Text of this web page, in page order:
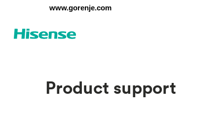
www.gorenje.com
Product support